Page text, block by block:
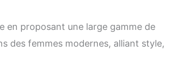
en proposant une large gamme de
des femmes modernes, alliant style,